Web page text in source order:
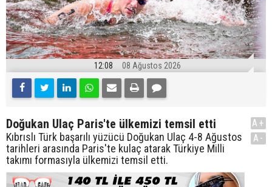
12:08 08 Ağustos 2026
Doğukan Ulaç Paris'te ülkemizi temsil etti
Kıbrıslı Türk başarılı yüzücü Doğukan Ulaç 4-8 Ağustos
tarihleri arasında Paris'te kulaç atarak Türkiye Milli
takımı formasıyla ülkemizi temsil etti.
A+
A-